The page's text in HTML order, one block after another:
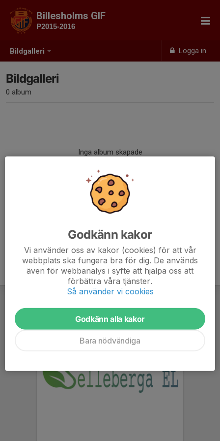
Bildgalleri Logga in
Billesholms GIF
P2015-2016
Bildgalleri
0 album
Inga album skapade
Godkänn kakor
Vi använder oss av kakor (cookies) för att vår
webbplats ska fungera bra för dig. De används
även för webbanalys i syfte att hjälpa oss att
förbättra våra tjänster.
Så använder vi cookies
Godkänn alla kakor
Bara nödvändiga